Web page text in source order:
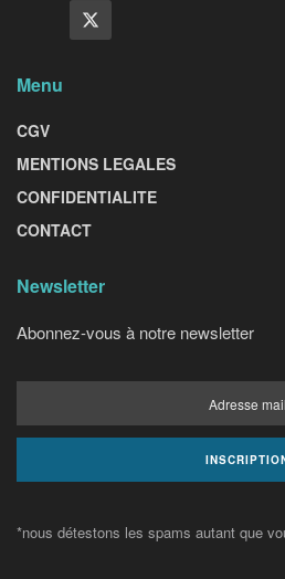
Menu
CGV
MENTIONS LEGALES
CONFIDENTIALITE
CONTACT
Newsletter
Abonnez-vous à notre newsletter
*nous détestons les spams autant que